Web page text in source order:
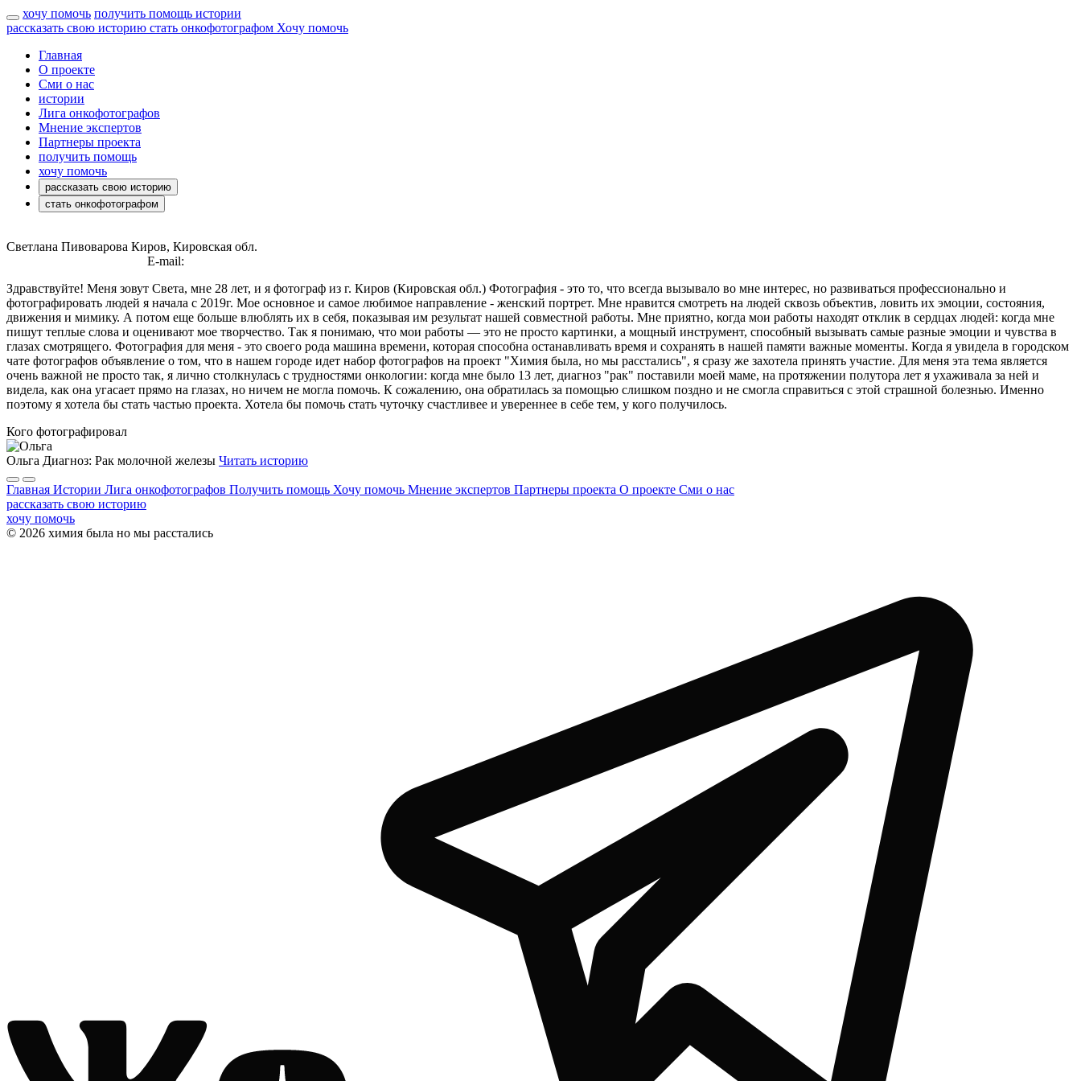
хочу помочь получить помощь истории
рассказать свою историю стать онкофотографом Хочу помочь
Главная
О проекте
Сми о нас
истории
Лига онкофотографов
Мнение экспертов
Партнеры проекта
получить помощь
хочу помочь
рассказать свою историю
стать онкофотографом
Светлана Пивоварова Киров, Кировская обл.
E-mail:
Здравствуйте! Меня зовут Света, мне 28 лет, и я фотограф из г. Киров (Кировская обл.) Фотография - это то, что всегда вызывало во мне интерес, но развиваться профессионально и
фотографировать людей я начала с 2019г. Мое основное и самое любимое направление - женский портрет. Мне нравится смотреть на людей сквозь объектив, ловить их эмоции, состояния,
движения и мимику. А потом еще больше влюблять их в себя, показывая им результат нашей совместной работы. Мне приятно, когда мои работы находят отклик в сердцах людей: когда мне
пишут теплые слова и оценивают мое творчество. Так я понимаю, что мои работы — это не просто картинки, а мощный инструмент, способный вызывать самые разные эмоции и чувства в
глазах смотрящего. Фотография для меня - это своего рода машина времени, которая способна останавливать время и сохранять в нашей памяти важные моменты. Когда я увидела в городском
чате фотографов объявление о том, что в нашем городе идет набор фотографов на проект "Химия была, но мы расстались", я сразу же захотела принять участие. Для меня эта тема является
очень важной не просто так, я лично столкнулась с трудностями онкологии: когда мне было 13 лет, диагноз "рак" поставили моей маме, на протяжении полутора лет я ухаживала за ней и
видела, как она угасает прямо на глазах, но ничем не могла помочь. К сожалению, она обратилась за помощью слишком поздно и не смогла справиться с этой страшной болезнью. Именно
поэтому я хотела бы стать частью проекта. Хотела бы помочь стать чуточку счастливее и увереннее в себе тем, у кого получилось.
Кого фотографировал
Ольга Диагноз: Рак молочной железы Читать историю
Главная Истории Лига онкофотографов Получить помощь Хочу помочь Мнение экспертов Партнеры проекта О проекте Сми о нас
рассказать свою историю
хочу помочь
© 2026 химия была но мы расстались